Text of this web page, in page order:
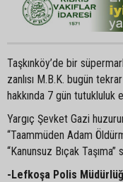
Taşkınköy’de bir
zanlısı M.B.K. bugün
hakkında 7 gün tutukluluk
Yargıç Şevket Gazi
“Taammüden Adam
“Kanunsuz Bıçak
-Lefkoşa Polis